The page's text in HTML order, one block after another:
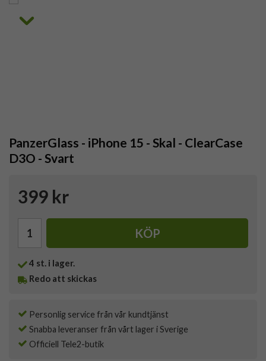
PanzerGlass - iPhone 15 - Skal - ClearCase
D3O - Svart
399 kr
KÖP
4 st. i lager.
Redo att skickas
Personlig service från vår kundtjänst
Snabba leveranser från vårt lager i Sverige
Officiell Tele2-butik